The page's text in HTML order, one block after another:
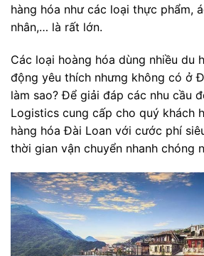
hàng hóa như các loại thực phẩm,
nhân,… là rất lớn.
Các loại hoàng hóa dùng nhiều du
động yêu thích nhưng không có ở
làm sao? Để giải đáp các nhu cầu
Logistics cung cấp cho quý khách
hàng hóa Đài Loan với cước phí
thời gian vận chuyển nhanh chóng